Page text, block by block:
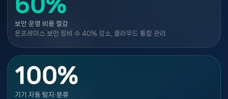
보안 운영 비용 절감
온프레미스 보안 장비 수 40% 감소, 클라우드 통합 관리
100%
기기 자동 탐지·분류